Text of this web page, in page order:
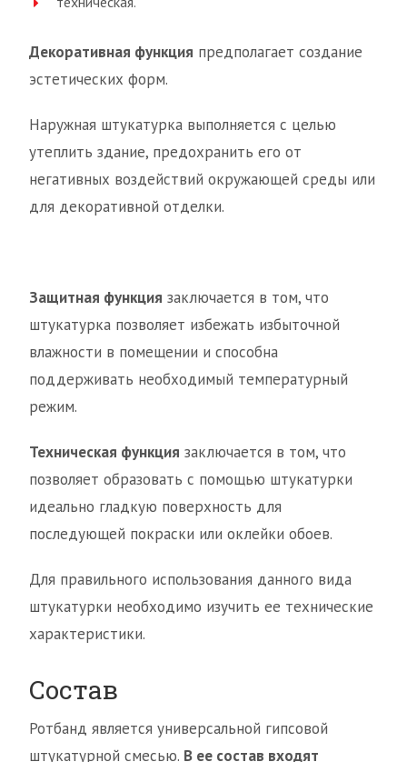
Декоративная функция предполагает создание
эстетических форм.
Наружная штукатурка выполняется с целью
утеплить здание, предохранить его от
негативных воздействий окружающей среды или
для декоративной отделки.
Защитная функция заключается в том, что
штукатурка позволяет избежать избыточной
влажности в помещении и способна
поддерживать необходимый температурный
режим.
Техническая функция заключается в том, что
позволяет образовать с помощью штукатурки
идеально гладкую поверхность для
последующей покраски или оклейки обоев.
Для правильного использования данного вида
штукатурки необходимо изучить ее технические
характеристики.
Состав
Ротбанд является универсальной гипсовой
штукатурной смесью. В ее состав входят